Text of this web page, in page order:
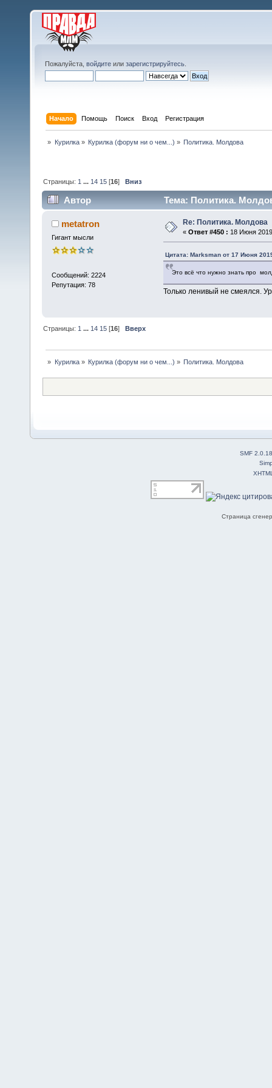
Пожалуйста, войдите или зарегистрируйтесь
Начало Помощь Поиск Вход Регистрация
» Курилка» Курилка (форум ни о чем...) » Политика. Молдова
Страницы: 1 ... 14 15 [16]Вниз
Автор Тема: Политика.
metatron
Гигант мысли
Сообщений: 2224
Репутация: 78
Re: Политика. Молдова
« Ответ #450 : 18 Июня
Цитата: Marksman от 17 Июня
Это всё что нужно знать про
Только ленивый не смеялся.
Страницы:1 ...14 15 [16] Вверх
» Курилка» Курилка (форум ни о чем...) » Политика. Молдова
SMF 2.0.18
Страница